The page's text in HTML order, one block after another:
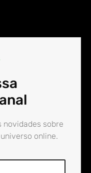
novidades sobre
online.